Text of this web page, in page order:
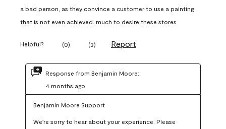
a bad person, as they convince a customer to use a painting
that is not even achieved. much to desire these stores
Helpful? (0) (3) Report
Response from Benjamin Moore:
4 months ago
Benjamin Moore Support
We're sorry to hear about your experience. Please